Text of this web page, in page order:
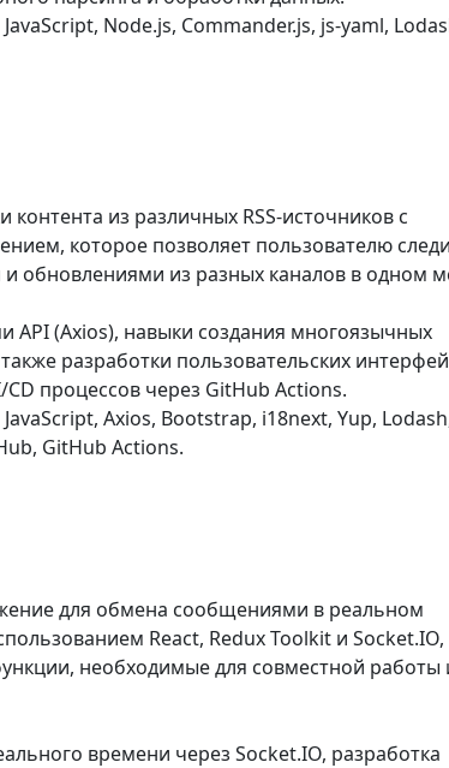
JavaScript, Node.js, Commander.js, js-yaml,
контента из различных RSS-источников с
которое позволяет пользователю
обновлениями из разных каналов в одном
(Axios), навыки создания многоязычных
разработки пользовательских
процессов через GitHub Actions.
JavaScript, Axios, Bootstrap, i18next, Yup,
GitHub Actions.
для обмена сообщениями в реальном
React, Redux Toolkit и Socket.IO,
необходимые для совместной работы
времени через Socket.IO, разработка